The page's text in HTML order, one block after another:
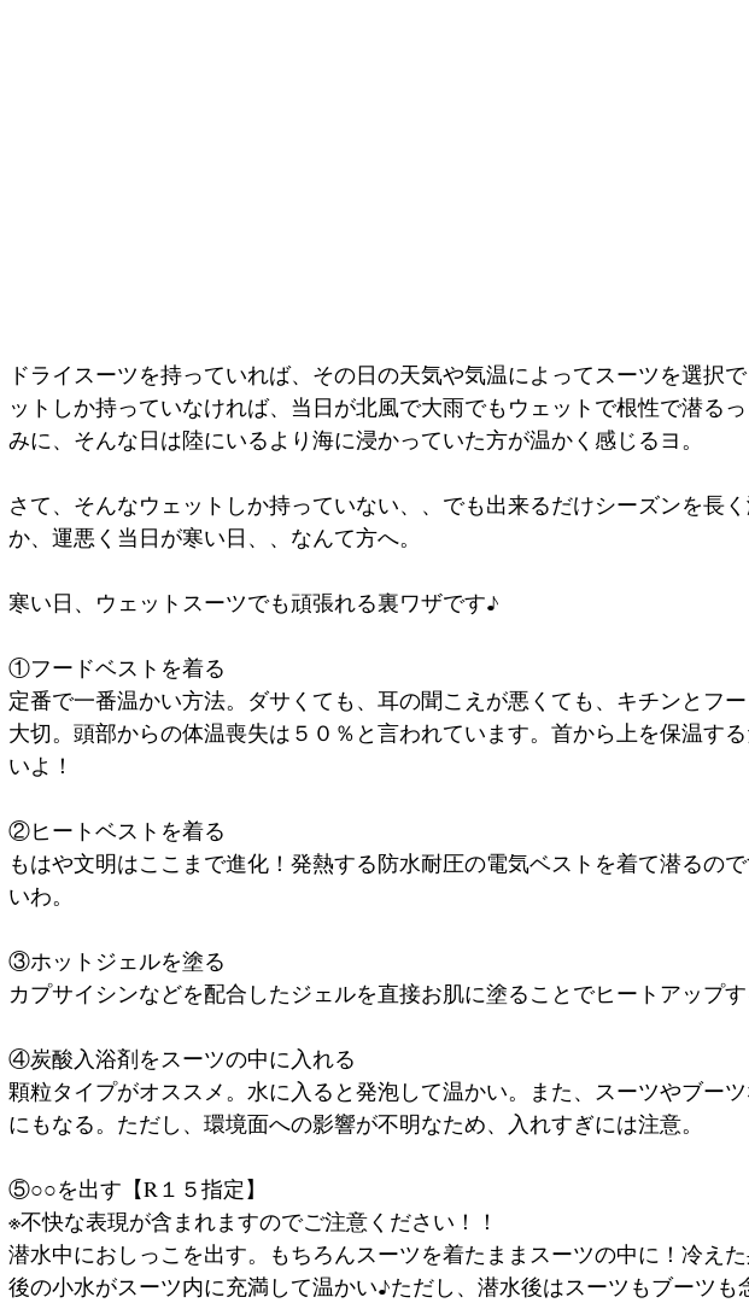
ドライスーツを持っていれば、その日の天気や気温によってスーツを選択
ットしか持っていなければ、当日が北風で大雨でもウェットで根性で潜る
みに、そんな日は陸にいるより海に浸かっていた方が温かく感じるヨ。
さて、そんなウェットしか持っていない、、でも出来るだけシーズンを長
か、運悪く当日が寒い日、、なんて方へ。
寒い日、ウェットスーツでも頑張れる裏ワザです♪
①フードベストを着る
定番で一番温かい方法。ダサくても、耳の聞こえが悪くても、キチンとフ
大切。頭部からの体温喪失は５０％と言われています。首から上を保温す
いよ！
②ヒートベストを着る
もはや文明はここまで進化！発熱する防水耐圧の電気ベストを着て潜るの
いわ。
③ホットジェルを塗る
カプサイシンなどを配合したジェルを直接お肌に塗ることでヒートアップす
④炭酸入浴剤をスーツの中に入れる
顆粒タイプがオススメ。水に入ると発泡して温かい。また、スーツやブー
にもなる。ただし、環境面への影響が不明なため、入れすぎには注意。
⑤○○を出す【R１５指定】
※不快な表現が含まれますのでご注意ください！！
潜水中におしっこを出す。もちろんスーツを着たままスーツの中に！冷え
後の小水がスーツ内に充満して温かい♪ただし、潜水後はスーツもブーツも